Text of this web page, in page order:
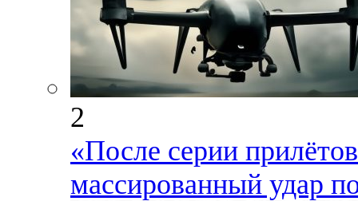
2
«После серии
массированный удар